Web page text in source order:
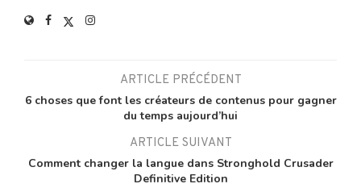
ARTICLE PRÉCÉDENT
6 choses que font les créateurs de contenus pour gagner
du temps aujourd’hui
ARTICLE SUIVANT
Comment changer la langue dans Stronghold Crusader
Definitive Edition